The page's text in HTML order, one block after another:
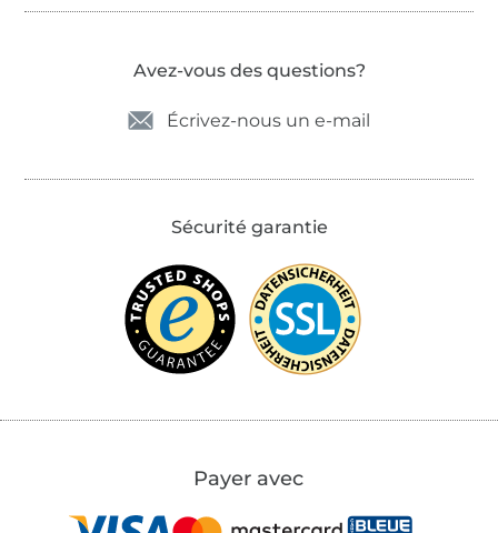
Avez-vous des questions?
Écrivez-nous un e-mail
Sécurité garantie
Payer avec